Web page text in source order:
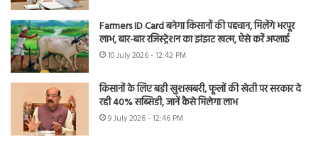
Farmers ID Card बनेगा किसानों की पहचान, मिलेंगे भरपूर
लाभ, बार-बार रजिस्ट्रेशन का झंझट खत्म, ऐसे करें अप्लाई
10 July 2026 - 12:42 PM
किसानों के लिए बड़ी खुशखबरी, फूलों की खेती पर सरकार दे
रही 40% सब्सिडी, जानें कैसे मिलेगा लाभ
9 July 2026 - 12:46 PM